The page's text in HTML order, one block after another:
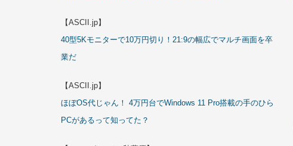
【ASCII.jp】
40型5Kモニターで10万円切り！21:9の幅広でマルチ画面を卒
業だ
【ASCII.jp】
ほぼOS代じゃん！ 4万円台でWindows 11 Pro搭載の手のひら
PCがあるって知ってた？